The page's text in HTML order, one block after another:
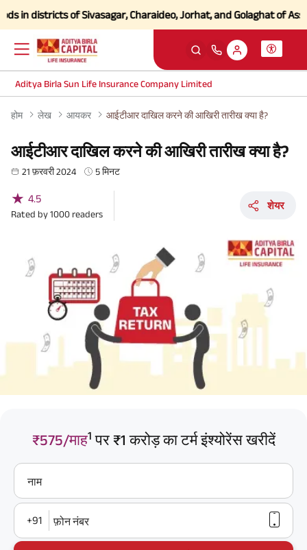
of Sivasagar, Charaideo, Jorhat, and Golaghat of Assam
Aditya Birla Sun Life Insurance Company Limited
होम लेख आयकर आईटीआर दाखिल करने की आखिरी तारीख क्या है?
आईटीआर दाखिल करने की आखिरी तारीख क्या है?
21 फ़रवरी 2024 5 मिनट
★ 4.5
Rated by1000 readers
शेयर
₹575/माह1 पर ₹1 करोड़ का टर्म इंश्योरेंस खरीदें
नाम
+91 फ़ोन नंबर